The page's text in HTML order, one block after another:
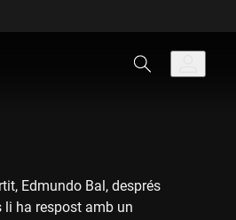
Edmundo Bal, després
li ha respost amb un